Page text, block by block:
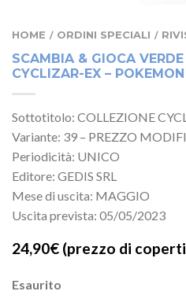
HOME / ORDINI SPECIALI /
SCAMBIA & GIOCA
CYCLIZAR-EX –
Sottotitolo: COLLEZIONE
Variante: 39 – PREZZO
Periodicità: UNICO
Editore: GEDIS SRL
Mese di uscita: MAGGIO
Uscita prevista: 05/05/2023
24,90€ (prezzo di
Esaurito